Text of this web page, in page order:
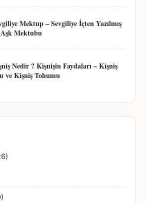
Mektup – Sevgiliye İçten Yazılmış
Mektubu
Nedir ? Kişnişin Faydaları – Kişniş
ve Kişniş Tohumu